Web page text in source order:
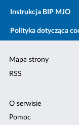
Instrukcja BIP MJO
Polityka dotycząca
Mapa strony
RSS
O serwisie
Pomoc